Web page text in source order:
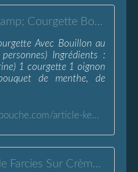
Keftas de Dinde &amp; Courgette Bouillon au Pois Chiche - L'Eau à la Bouche
Avec Bouillon au
Ingrédients :
1 courgette 1 oignon
de menthe, de
http://www.l-eaualabouche.com/article-keftas-de-dinde-courgette-avec-bouillon-pois-chiche-82871061.html
Escalopes de Dinde Farcies Sur Crème de Courgette et de Couscous - L'Eau à la Bouche